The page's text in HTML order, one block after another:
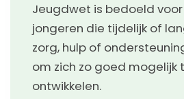
Jeugdwet is bedoeld
jongeren die tijdelijk of
zorg, hulp of
om zich zo goed mogelijk
ontwikkelen.